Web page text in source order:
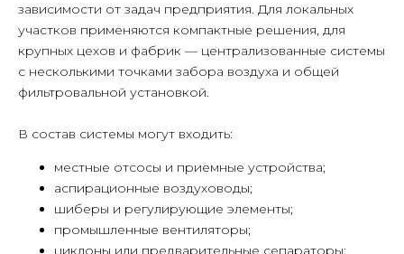
зависимости от задач предприятия. Для локальных
участков применяются компактные решения, для
крупных цехов и фабрик — централизованные системы
с несколькими точками забора воздуха и общей
фильтровальной установкой.
В состав системы могут входить:
местные отсосы и приемные устройства;
аспирационные воздуховоды;
шиберы и регулирующие элементы;
промышленные вентиляторы;
циклоны или предварительные сепараторы;